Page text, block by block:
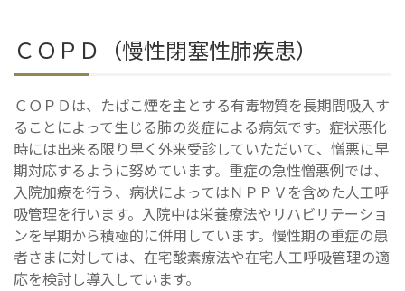
ＣＯＰＤ（慢性閉塞性肺疾患）
ＣＯＰＤは、たばこ煙を主とする有毒物質を長期間吸入す
ることによって生じる肺の炎症による病気です。症状悪化
時には出来る限り早く外来受診していただいて、憎悪に早
期対応するように努めています。重症の急性憎悪例では、
入院加療を行う、病状によってはＮＰＰＶを含めた人工呼
吸管理を行います。入院中は栄養療法やリハビリテーショ
ンを早期から積極的に併用しています。慢性期の重症の患
者さまに対しては、在宅酸素療法や在宅人工呼吸管理の適
応を検討し導入しています。